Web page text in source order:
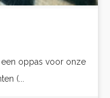
oppas voor onze
(...